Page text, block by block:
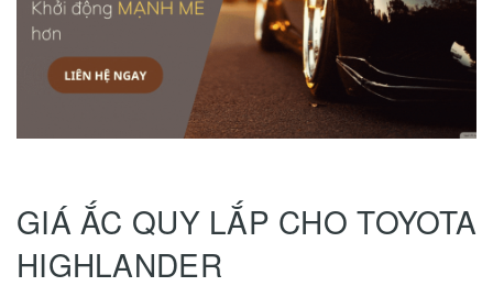
GIÁ ẮC QUY LẮP CHO TOYOTA
HIGHLANDER